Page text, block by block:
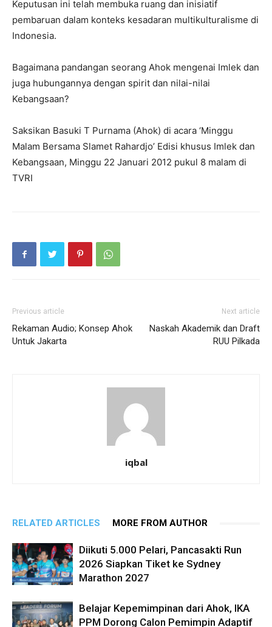
Keputusan ini telah membuka ruang dan inisiatif
pembaruan dalam konteks kesadaran multikulturalisme di
Indonesia.
Bagaimana pandangan seorang Ahok mengenai Imlek dan
juga hubungannya dengan spirit dan nilai-nilai
Kebangsaan?
Saksikan Basuki T Purnama (Ahok) di acara ‘Minggu
Malam Bersama Slamet Rahardjo’ Edisi khusus Imlek dan
Kebangsaan, Minggu 22 Januari 2012 pukul 8 malam di
TVRI
Previous article
Rekaman Audio; Konsep Ahok
Untuk Jakarta
Next article
Naskah Akademik dan Draft
RUU Pilkada
iqbal
RELATED ARTICLES MORE FROM AUTHOR
Diikuti 5.000 Pelari, Pancasakti Run
2026 Siapkan Tiket ke Sydney
Marathon 2027
Belajar Kepemimpinan dari Ahok, IKA
PPM Dorong Calon Pemimpin Adaptif